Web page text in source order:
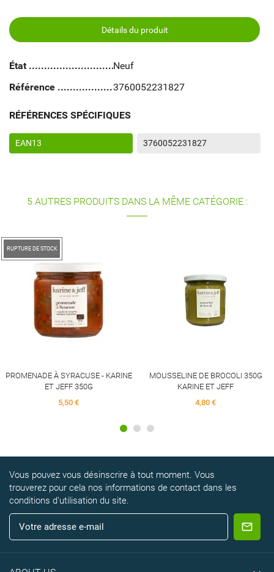
Détails du produit
État
Neuf
Référence
3760052231827
RÉFÉRENCES SPÉCIFIQUES
EAN13 3760052231827
5 AUTRES PRODUITS DANS LA MÊME CATÉGORIE :
RUPTURE DE STOCK
PROMENADE À SYRACUSE - KARINE
ET JEFF 350G
5,50 €
MOUSSELINE DE BROCOLI 350G
KARINE ET JEFF
4,80 €
Vous pouvez vous désinscrire à tout moment. Vous
trouverez pour cela nos informations de contact dans les
conditions d'utilisation du site.